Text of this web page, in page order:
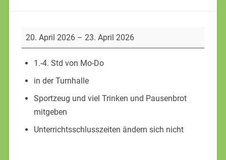
20. April 2026 – 23. April 2026
1.-4. Std von Mo-Do
in der Turnhalle
Sportzeug und viel Trinken und Pausenbrot
mitgeben
Unterrichtsschlusszeiten ändern sich nicht